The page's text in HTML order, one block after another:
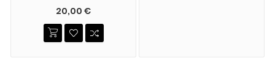
20,00 €